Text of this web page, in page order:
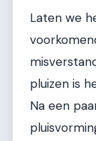
Laten we
pluizen is
Na een